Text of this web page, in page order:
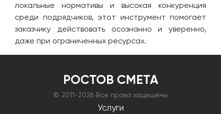
локальные нормативы и высокая конкуренция
среди подрядчиков, этот инструмент помогает
заказчику действовать осознанно и уверенно,
даже при ограниченных ресурсах.
РОСТОВ СМЕТА
© 2011-2026 Все права защищены
Услуги